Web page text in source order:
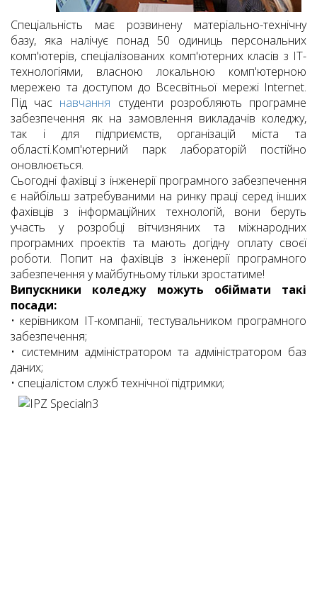
Спеціальність має розвинену матеріально-технічну
базу, яка налічує понад 50 одиниць персональних
комп'ютерів, спеціалізованих комп'ютерних класів з ІТ-
технологіями, власною локальною комп'ютерною
мережею та доступом до Всесвітньої мережі Internet.
Під час навчання студенти розробляють програмне
забезпечення як на замовлення викладачів коледжу,
так і для підприємств, організацій міста та
області.Комп'ютерний парк лабораторій постійно
оновлюється.
Сьогодні фахівці з інженерії програмного забезпечення
є найбільш затребуваними на ринку праці серед інших
фахівців з інформаційних технологій, вони беруть
участь у розробці вітчизняних та міжнародних
програмних проектів та мають догідну оплату своєї
роботи.
Попит на фахівців з інженерії програмного
забезпечення у майбутньому тільки зростатиме!
Випускники коледжу можуть обіймати такі
посади:
• керівником ІТ-компанії, тестувальником програмного
забезпечення;
• системним адміністратором та адміністратором баз
даних;
• спеціалістом служб технічної підтримки;